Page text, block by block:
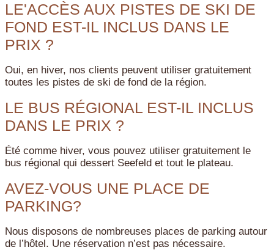
LE'ACCÈS AUX PISTES DE SKI DE
FOND EST-IL INCLUS DANS LE
PRIX ?
Oui, en hiver, nos clients peuvent utiliser gratuitement
toutes les pistes de ski de fond de la région.
LE BUS RÉGIONAL EST-IL INCLUS
DANS LE PRIX ?
Été comme hiver, vous pouvez utiliser gratuitement le
bus régional qui dessert Seefeld et tout le plateau.
AVEZ-VOUS UNE PLACE DE
PARKING?
Nous disposons de nombreuses places de parking autour
de l’hôtel. Une réservation n’est pas nécessaire.